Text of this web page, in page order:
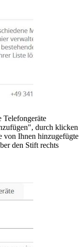
durch klicken
von Ihnen hinzugefügte
den Stift rechts